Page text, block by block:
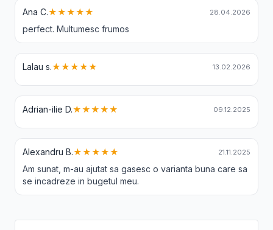
Ana C.★★★★★ 28.04.2026
perfect. Multumesc frumos
Lalau s.★★★★★ 13.02.2026
Adrian-ilie D.★★★★★ 09.12.2025
Alexandru B.★★★★★ 21.11.2025
Am sunat, m-au ajutat sa gasesc o varianta buna care sa
se incadreze in bugetul meu.